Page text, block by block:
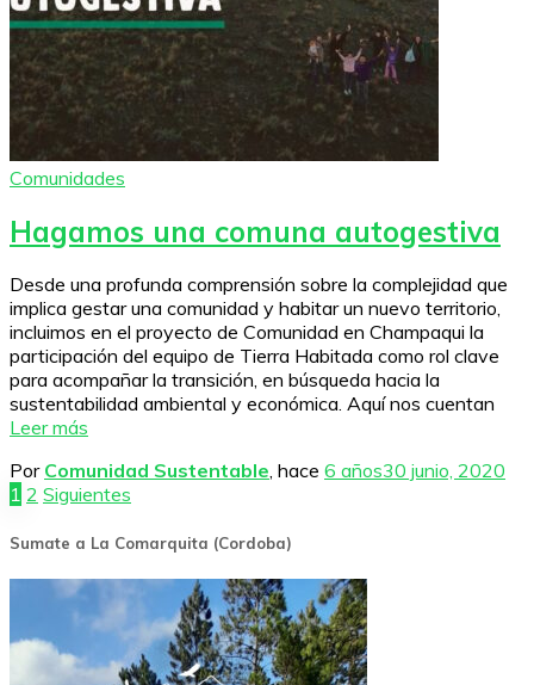
Comunidades
Hagamos una comuna autogestiva
Desde una profunda comprensión sobre la complejidad que
implica gestar una comunidad y habitar un nuevo territorio,
incluimos en el proyecto de Comunidad en Champaqui la
participación del equipo de Tierra Habitada como rol clave
para acompañar la transición, en búsqueda hacia la
sustentabilidad ambiental y económica. Aquí nos cuentan
Leer más
Por Comunidad Sustentable, hace 6 años30 junio, 2020
Paginación
de
entradas
1 2 Siguientes
Sumate a La Comarquita (Cordoba)